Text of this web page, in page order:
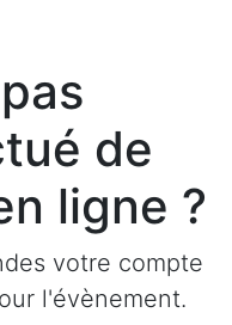
de
ligne ?
votre compte
l'évènement.